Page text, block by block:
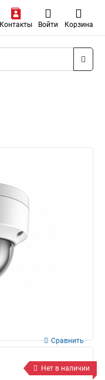
Контакты Войти Корзина
Сравнить
Нет в наличии